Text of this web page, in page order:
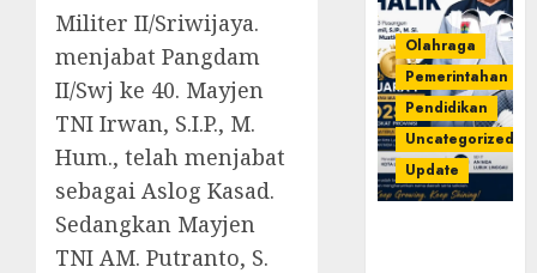
Militer II/Sriwijaya.
menjabat Pangdam
II/Swj ke 40. Mayjen
TNI Irwan, S.I.P., M.
Hum., telah menjabat
sebagai Aslog Kasad.
Sedangkan Mayjen
TNI AM. Putranto, S.
Olahraga
Pemerintahan
Pendidikan
Uncategorized
Update